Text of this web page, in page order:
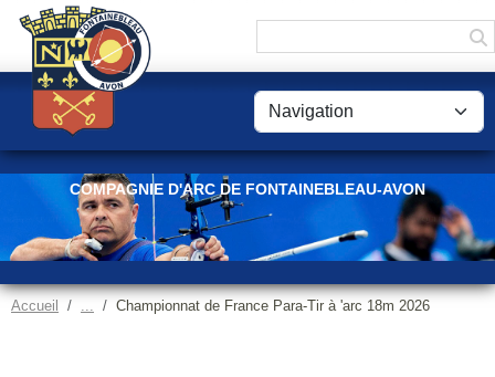
COMPAGNIE D'ARC DE FONTAINEBLEAU-AVON
Accueil Championnat de France Para-Tir à 'arc 18m 2026
Panneau de gestion des cookies